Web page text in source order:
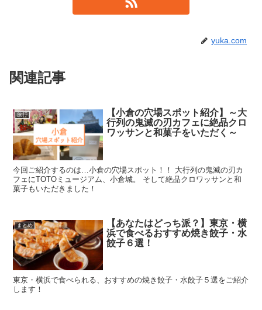
yuka.com
関連記事
旅行
【小倉の穴場スポット紹介】～大
行列の鬼滅の刃カフェに絶品クロ
ワッサンと和菓子をいただく～
今回ご紹介するのは…小倉の穴場スポット！！ 大行列の鬼滅の刃カ
フェにTOTOミュージアム、小倉城。 そして絶品クロワッサンと和
菓子もいただきました！
まとめ
【あなたはどっち派？】東京・横
浜で食べるおすすめ焼き餃子・水
餃子６選！
東京・横浜で食べられる、おすすめの焼き餃子・水餃子５選をご紹介
します！